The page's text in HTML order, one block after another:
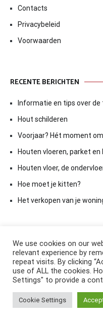
Contacts
Privacybeleid
Voorwaarden
RECENTE BERICHTEN
Informatie en tips over
Hout schilderen
Voorjaar? Hét moment
Houten vloeren, parket
Houten vloer, de
Hoe moet je kitten?
Het verkopen van je
Copyright © 2026
Cenoteby ThemeGrill.
We use cookies on our
relevant experience by
repeat visits. By clicking
use of ALL the cookies.
Settings" to provide a
Cookie Settings Accept